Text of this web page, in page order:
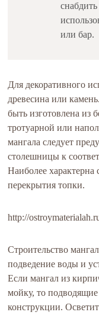
или бар.
Для декоративного
древесина или
быть изготовлена из
тротуарной или
мангала следует
столешницы к
Наиболее
перекрытия топки.
http://
Строительство
подведение воды и
Если мангал из
мойку, то
конструкции.